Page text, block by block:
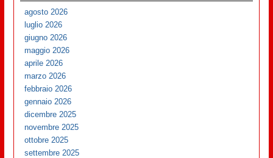
agosto 2026
luglio 2026
giugno 2026
maggio 2026
aprile 2026
marzo 2026
febbraio 2026
gennaio 2026
dicembre 2025
novembre 2025
ottobre 2025
settembre 2025